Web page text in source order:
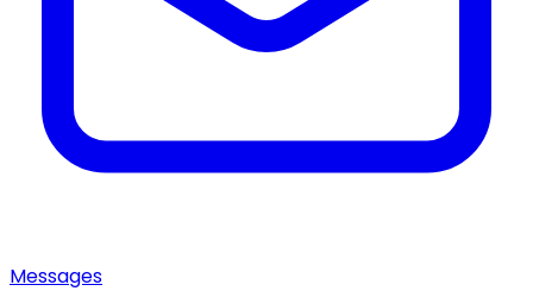
Messages